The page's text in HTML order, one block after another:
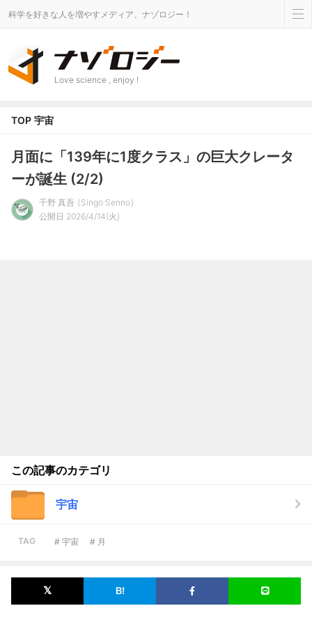
科学を好きな人を増やすメディア、ナゾロジー！
Love science , enjoy !
TOP 宇宙
月面に「139年に1度クラス」の巨大クレータ
ーが誕生 (2/2)
千野 真吾
Singo Senno
公開日 2026/4/14(火)
この記事のカテゴリ
宇宙
TAG # 宇宙 # 月